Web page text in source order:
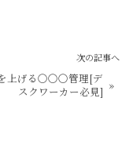
次の記事へ
上げる〇〇〇管理[デ
スクワーカー必見] »